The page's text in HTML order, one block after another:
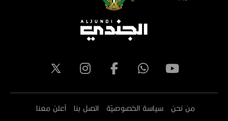
من نحن سياسة الخصوصيّة اتصل بنا أعلن معنا